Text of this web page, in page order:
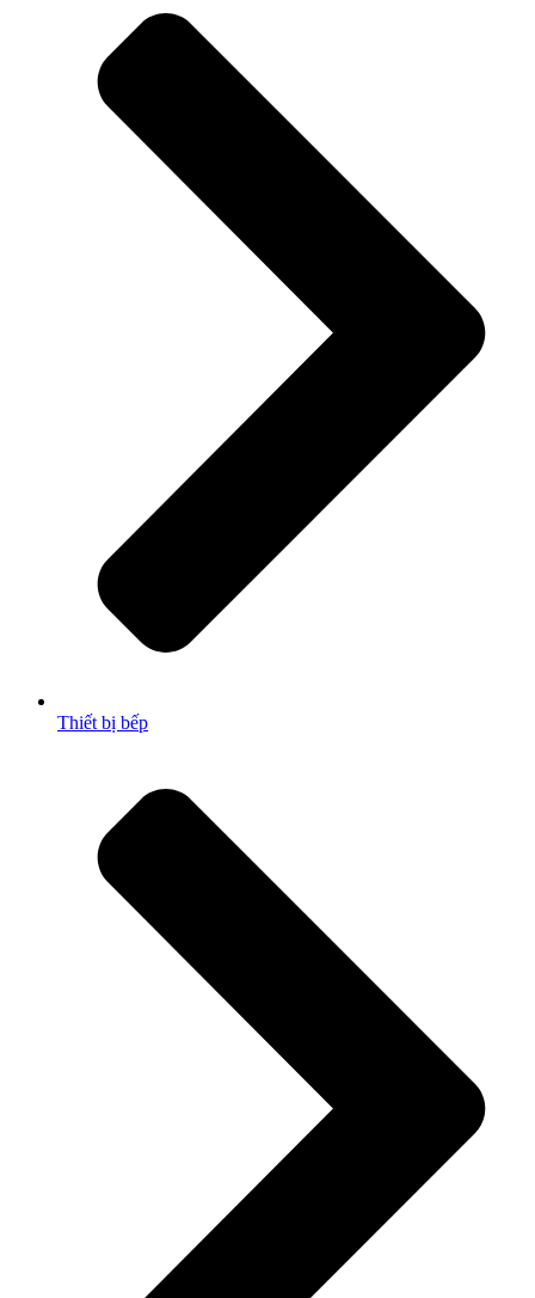
Thiết bị bếp